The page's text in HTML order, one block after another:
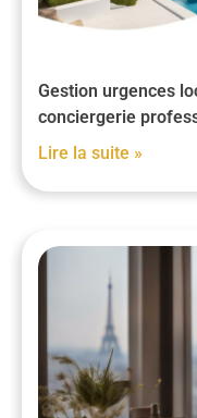
Gestion urgences
conciergerie
Lire la suite »